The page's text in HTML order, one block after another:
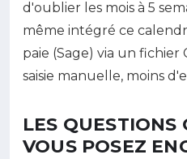
d'oublier les mois à 5
même intégré ce
paie (Sage) via un fichier
saisie manuelle, moins
LES QUESTIONS
VOUS POSEZ